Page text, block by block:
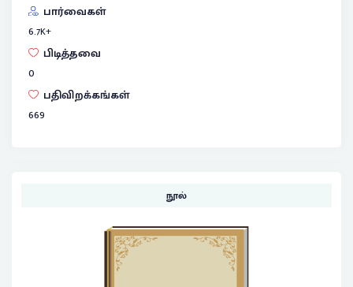
பார்வைகள்
6.7K+
பிடித்தவை
0
பதிவிறக்கங்கள்
669
நூல்